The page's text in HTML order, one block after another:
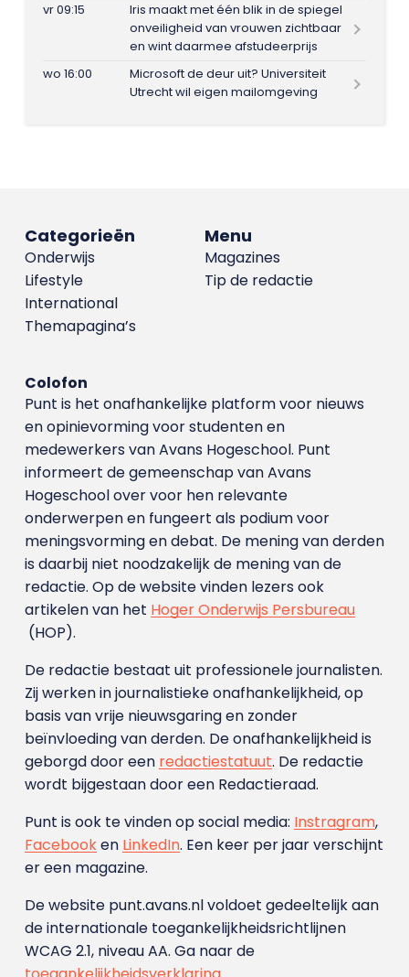
vr 09:15
Iris maakt met één blik in de spiegel
onveiligheid van vrouwen zichtbaar
en wint daarmee afstudeerprijs
wo 16:00
Microsoft de deur uit? Universiteit
Utrecht wil eigen mailomgeving
Menu
Magazines
Tip de redactie
Categorieën
Onderwijs
Lifestyle
International
Themapagina’s
Colofon
Punt is het onafhankelijke platform voor nieuws
en opinievorming voor studenten en
medewerkers van Avans Hoge­school. Punt
informeert de gemeenschap van Avans
Hogeschool over voor hen relevante
onderwerpen en fungeert als podium voor
meningsvorming en debat. De mening van derden
is daarbij niet noodzakelijk de mening van de
redactie. Op de website vinden lezers ook
artikelen van het Hoger Onderwijs Persbureau
(HOP).
De redactie bestaat uit professionele journalisten.
Zij werken in journalistieke onafhankelijkheid, op
basis van vrije nieuwsgaring en zonder
beïnvloeding van derden. De onafhankelijkheid is
geborgd door een redactiestatuut. De redactie
wordt bijgestaan door een Redactieraad.
Punt is ook te vinden op social media: Instragram,
Facebooken LinkedIn. Een keer per jaar verschijnt
er een magazine.
De website punt.avans.nl voldoet gedeeltelijk aan
de internationale toegankelijkheidsrichtlijnen
WCAG 2.1, niveau AA. Ga naar de